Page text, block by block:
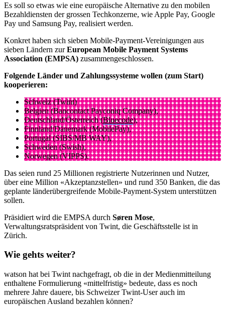
Es soll so etwas wie eine europäische Alternative zu den mobilen
Bezahldiensten der grossen Techkonzerne, wie Apple Pay, Google
Pay und Samsung Pay, realisiert werden.
Konkret haben sich sieben Mobile-Payment-Vereinigungen aus
sieben Ländern zurEuropean Mobile Payment Systems
Association (EMPSA) zusammengeschlossen.
Folgende Länder und Zahlungssysteme wollen (zum Start)
kooperieren:
Schweiz (Twint)
Belgien (Bancontact Payconiq Company),
Deutschland/Österreich (Bluecode),
Finnland/Dänemark (MobilePay),
Portugal (SIBS/MB WAY),
Schweden (Swish),
Norwegen (VIPPS).
Das seien rund 25 Millionen registrierte Nutzerinnen und Nutzer,
über eine Million «Akzeptanzstellen» und rund 350 Banken, die das
geplante länderübergreifende Mobile-Payment-System unterstützen
sollen.
Präsidiert wird die EMPSA durch Søren Mose,
Verwaltungsratspräsident von Twint, die Geschäftsstelle ist in
Zürich.
Wie gehts weiter?
watson hat bei Twint nachgefragt, ob die in der Medienmitteilung
enthaltene Formulierung «mittelfristig» bedeute, dass es noch
mehrere Jahre dauere, bis Schweizer Twint-User auch im
europäischen Ausland bezahlen können?